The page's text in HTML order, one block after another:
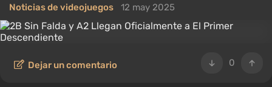
Noticias de videojuegos 12 may 2025
0
Dejar un comentario